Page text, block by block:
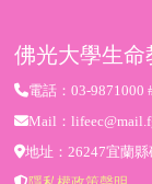
佛光大學生命
電話：03-9871000
Mail：
地址：26247宜蘭